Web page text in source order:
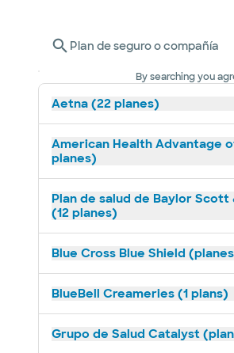
Plan de seguro o compañía
By searching you
Aetna (22 planes)
American Health Advantage
planes)
Plan de salud de Baylor Scott
(12 planes)
Blue Cross Blue Shield
BlueBell Creameries (1 plans)
Grupo de Salud Catalyst